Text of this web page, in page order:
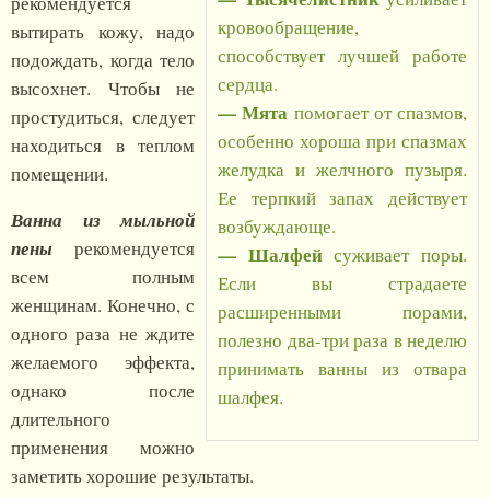
кровообращение,
способствует лучшей работе
сердца.
— Мята помогает от спазмов,
особенно хороша при спазмах
желудка и желчного пузыря.
Ее терпкий запах действует
возбуждающе.
— Шалфейсуживает поры.
Если вы страдаете
расширенными порами,
полезно два-три раза в неделю
принимать ванны из отвара
шалфея.
вытирать кожу, надо
подождать, когда тело
высохнет. Чтобы не
простудиться, следует
находиться в теплом
помещении.
Ванна из мыльной
пены рекомендуется
всем полным
женщинам. Конечно, с
одного раза не ждите
желаемого эффекта,
однако после
длительного
применения можно
заметить хорошие результаты.